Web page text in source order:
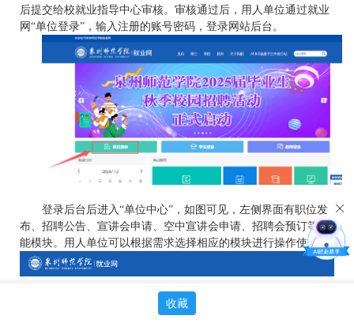
后提交给校就业指导中心审核。审核通过后，用人单位通过就业
网“单位登录”，输入注册的账号密码，登录网站后台。
登录后台后进入“单位中心”，如图可见，左侧界面有职位发
布、招聘公告、宣讲会申请、空中宣讲会申请、招聘会预订等功
能模块。用人单位可以根据需求选择相应的模块进行操作使用。
收藏